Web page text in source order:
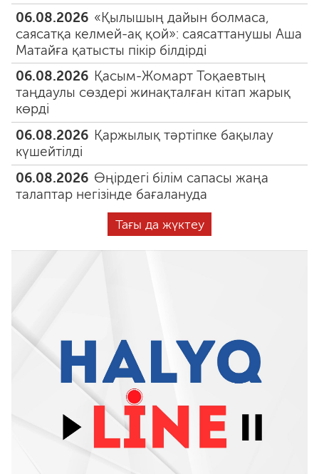
06.08.2026 «Қылышың дайын болмаса,
саясатқа келмей-ақ қой»: саясаттанушы Аша
Матайға қатысты пікір білдірді
06.08.2026 Қасым-Жомарт Тоқаевтың
таңдаулы сөздері жинақталған кітап жарық
көрді
06.08.2026 Қаржылық тәртіпке бақылау
күшейтілді
06.08.2026 Өңірдегі білім сапасы жаңа
талаптар негізінде бағалануда
Тағы да жүктеу